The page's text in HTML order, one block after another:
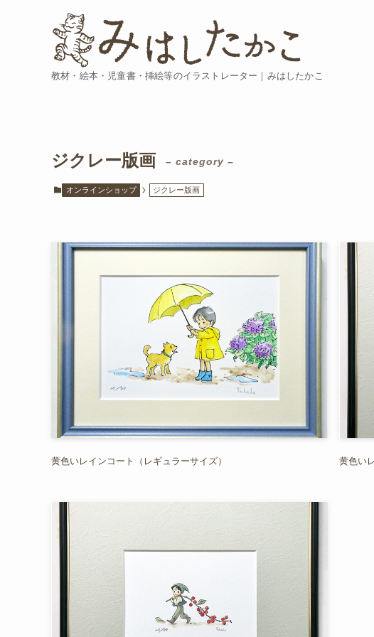
教材・絵本・児童書・挿絵等のイラストレーター｜みはしたかこ
ジクレー版画 – category –
オンラインショップ ジクレー版画
黄色いレインコート（レギュラーサイズ） 黄色い